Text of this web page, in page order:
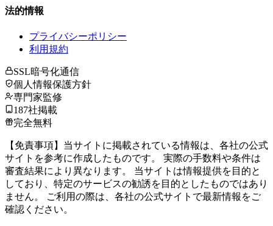
法的情報
プライバシーポリシー
利用規約
SSL暗号化通信
個人情報保護方針
専門家監修
187社掲載
完全無料
【免責事項】当サイトに掲載されている情報は、各社の公式
サイトを参考に作成したものです。 実際の手数料や条件は
審査結果により異なります。 当サイトは情報提供を目的と
しており、特定のサービスの勧誘を目的としたものではあり
ません。 ご利用の際は、各社の公式サイトで最新情報をご
確認ください。